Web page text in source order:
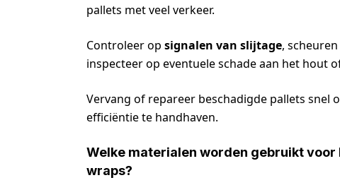
pallets met veel verkeer.
Controleer op signalen van slijtage,
inspecteer op eventuele schade aan het hout
Vervang of repareer beschadigde pallets snel
efficiëntie te handhaven.
Welke materialen worden gebruikt
wraps?